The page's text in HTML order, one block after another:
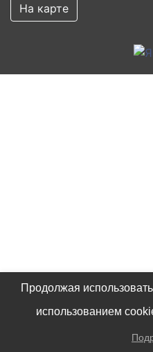
На карте
Продолжая
использованием